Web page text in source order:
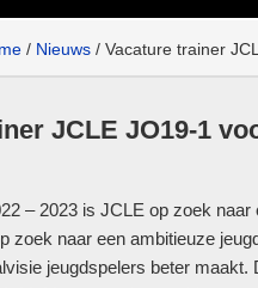
/ Nieuws / Vacature trainer
JCLE JO19-1
– 2023 is JCLE op zoek
zoek naar een ambitieuze
jeugdspelers beter